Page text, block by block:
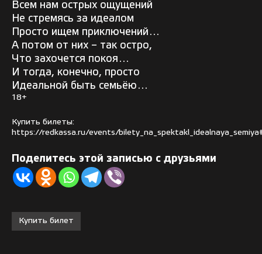
Всем нам острых ощущений
Не стремясь за идеалом
Просто ищем приключений…
А потом от них – так остро,
Что захочется покоя…
И тогда, конечно, просто
Идеальной быть семьёю…
18+
Купить билеты:
https://redkassa.ru/events/
Поделитесь этой записью с друзьями
Купить билет